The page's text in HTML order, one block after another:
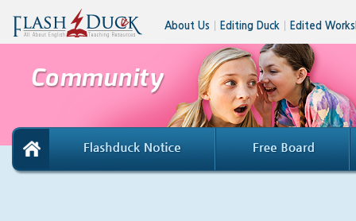
About Us Editing Duck Edited